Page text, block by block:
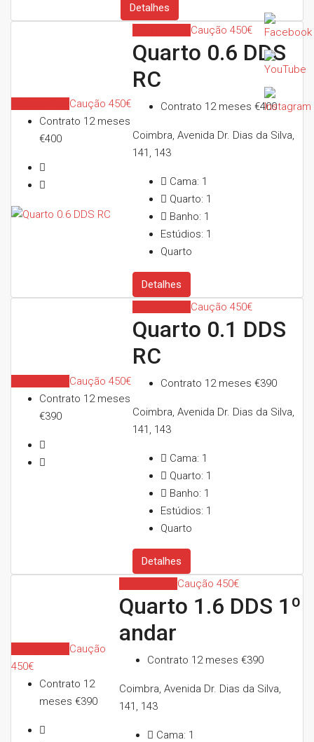
Detalhes
Caução 450€
Contrato 12 meses
€400
Caução 450€
Quarto 0.6 DDS
RC
Contrato 12 meses €400
Coimbra, Avenida Dr. Dias da Silva,
141, 143
Cama: 1
Quarto: 1
Banho: 1
Estúdios: 1
Quarto
Detalhes
Caução 450€
Contrato 12 meses
€390
Caução 450€
Quarto 0.1 DDS
RC
Contrato 12 meses €390
Coimbra, Avenida Dr. Dias da Silva,
141, 143
Cama: 1
Quarto: 1
Banho: 1
Estúdios: 1
Quarto
Detalhes
Caução
450€
Contrato 12
meses €390
Caução 450€
Quarto 1.6 DDS 1º
andar
Contrato 12 meses€390
Coimbra, Avenida Dr. Dias da Silva,
141, 143
Cama: 1